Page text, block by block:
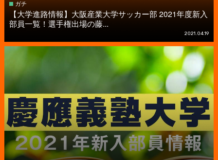
ガチ
【大学進路情報】大阪産業大学サッカー部 2021年度新入
部員一覧！選手権出場の藤...
2021.04.19